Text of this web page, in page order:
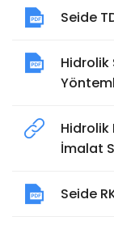
Seide
Hidrolik
Hidrolik
İmalat
Seide